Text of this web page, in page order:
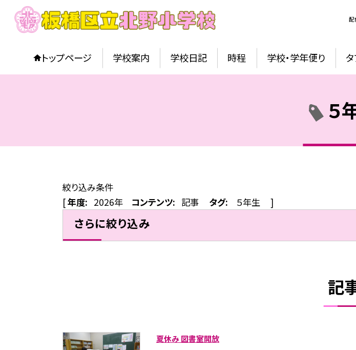
配
トップページ 学校案内 学校日記 時程 学校・学年便り
５
絞り込み条件
[年度: 2026年 コンテンツ: 記事 タグ: ５年生 ]
さらに絞り込み
記
夏休み 図書室開放